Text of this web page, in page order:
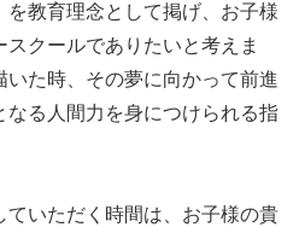
を教育理念として掲げ、お子様
クールでありたいと考えま
た時、その夢に向かって前進
なる人間力を身につけられる指
いただく時間は、お子様の貴